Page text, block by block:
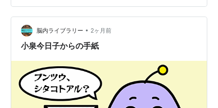
外へ出た。 しかし、運悪くタクシーはなかなか捕まらな
い。結局、暗く冷たい冬の道路を、家族3人で歩いて病院
に向かうことになった。大人にとっては1.5キロなど造作
もない距離だろうが、4歳の…
脳内ライブラリー • 2ヶ月前
小泉今日子からの手紙